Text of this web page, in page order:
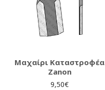
Μαχαίρι Καταστροφέα
Zanon
9,50€